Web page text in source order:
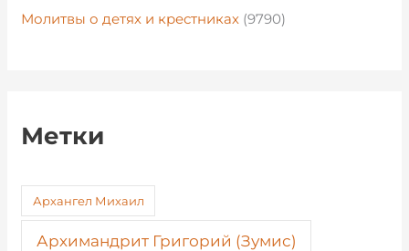
Молитвы о детях и крестниках (9790)
Метки
Архангел Михаил
Архимандрит Григорий (Зумис)